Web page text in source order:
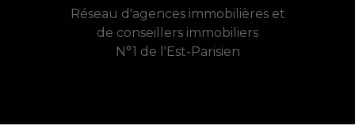
Réseau d'agences immobilières et
de conseillers immobiliers
N°1 de l'Est-Parisien